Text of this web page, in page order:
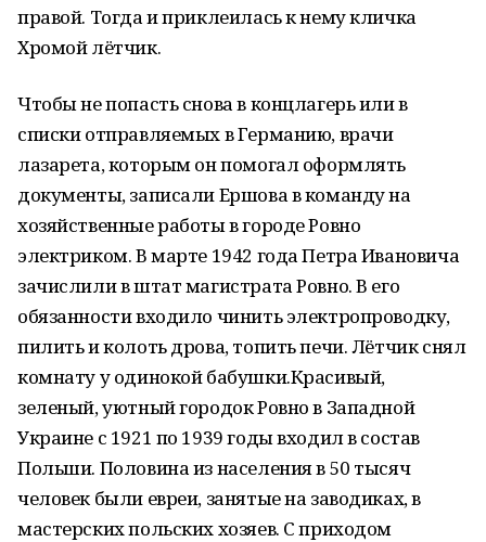
правой. Тогда и приклеилась к нему кличка
Хромой лётчик.
Чтобы не попасть снова в концлагерь или в
списки отправляемых в Германию, врачи
лазарета, которым он помогал оформлять
документы, записали Ершова в команду на
хозяйственные работы в городе Ровно
электриком. В марте 1942 года Петра Ивановича
зачислили в штат магистрата Ровно. В его
обязанности входило чинить электропроводку,
пилить и колоть дрова, топить печи. Лётчик снял
комнату у одинокой бабушки.Красивый,
зеленый, уютный городок Ровно в Западной
Украине с 1921 по 1939 годы входил в состав
Польши. Половина из населения в 50 тысяч
человек были евреи, занятые на заводиках, в
мастерских польских хозяев. С приходом